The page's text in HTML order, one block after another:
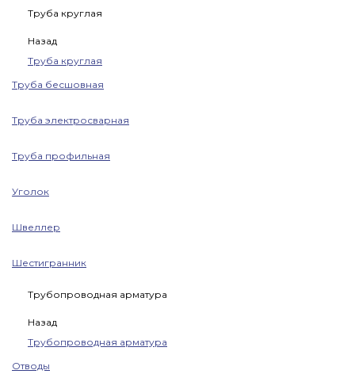
Труба круглая
Назад
Труба круглая
Труба бесшовная
Труба электросварная
Труба профильная
Уголок
Швеллер
Шестигранник
Трубопроводная арматура
Назад
Трубопроводная арматура
Отводы